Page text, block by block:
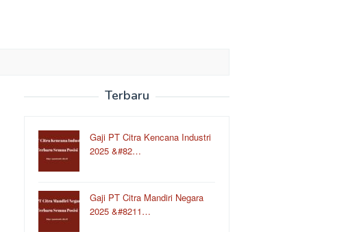
Terbaru
Gaji PT Citra Kencana Industri
2025 &#82…
Gaji PT Citra Mandiri Negara
2025 &#8211…